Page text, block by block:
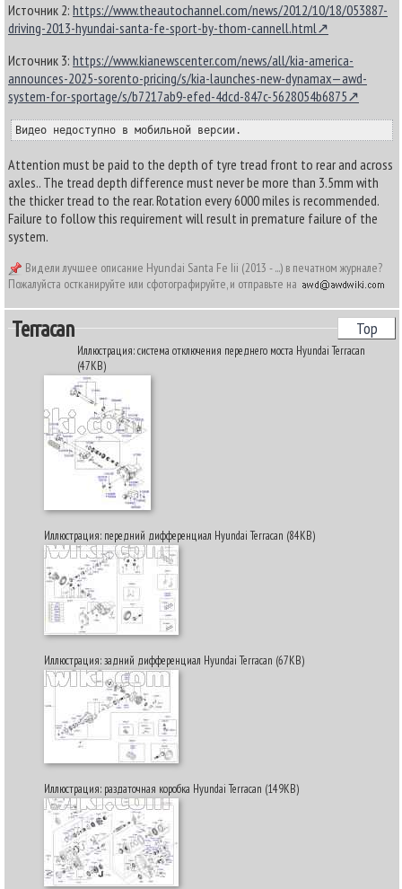
Источник 2: https://www.theautochannel.com/news/2012/10/18/053887-
driving-2013-hyundai-santa-fe-sport-by-thom-cannell.html
Источник 3: https://www.kianewscenter.com/news/all/kia-america-
announces-2025-sorento-pricing/s/kia-launches-new-dynamax—awd-
system-for-sportage/s/b7217ab9-efed-4dcd-847c-5628054b6875
Видео недоступно в мобильной версии.
Attention must be paid to the depth of tyre tread front to rear and across
axles.. The tread depth difference must never be more than 3.5mm with
the thicker tread to the rear. Rotation every 6000 miles is recommended.
Failure to follow this requirement will result in premature failure of the
system.
Видели лучшее описание Hyundai Santa Fe Iii (2013 - ...) в печатном журнале?
Пожалуйста остканируйте или сфотографируйте, и отправьте на
Terracan Top
Иллюстрация: система отключения переднего моста Hyundai Terracan
(47KB)
Иллюстрация: передний дифференциал Hyundai Terracan (84KB)
Иллюстрация: задний дифференциал Hyundai Terracan (67KB)
Иллюстрация: раздаточная коробка Hyundai Terracan (149KB)